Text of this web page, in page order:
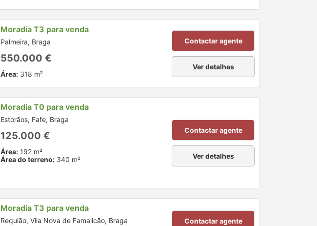
Moradia T3 para venda
Palmeira, Braga
550.000 €
Área: 318 m²
Contactar agente
Ver detalhes
Moradia T0 para venda
Estorãos, Fafe, Braga
125.000 €
Área: 192 m²
Área do terreno: 340 m²
Contactar agente
Ver detalhes
Moradia T3 para venda
Requião, Vila Nova de Famalicão, Braga Contactar agente